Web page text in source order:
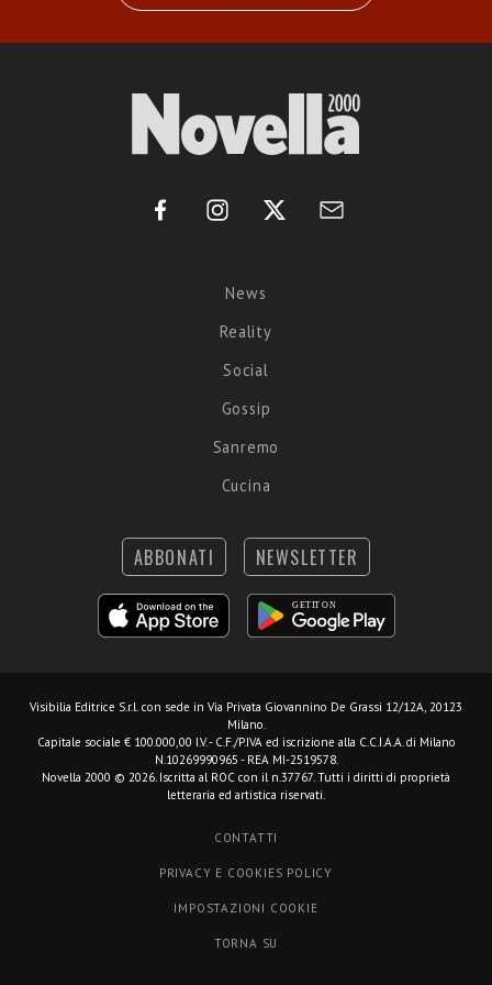
News
Reality
Social
Gossip
Sanremo
Cucina
ABBONATI NEWSLETTER
Visibilia Editrice S.r.l. con sede in Via Privata Giovannino De Grassi 12/12A, 20123
Milano.
Capitale sociale € 100.000,00 I.V. - C.F./P.IVA ed iscrizione alla C.C.I.A.A. di Milano
N.10269990965 - REA MI-2519578.
Novella 2000 © 2026. Iscritta al ROC con il n.37767. Tutti i diritti di proprietà
letteraria ed artistica riservati.
CONTATTI
PRIVACY E COOKIES POLICY
IMPOSTAZIONI COOKIE
TORNA SU